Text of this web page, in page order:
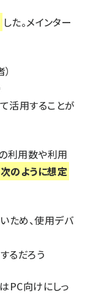
した。メインター
活用することが
利用数や利用
のように想定
ため、使用デバ
るだろう
PC向けにしっ